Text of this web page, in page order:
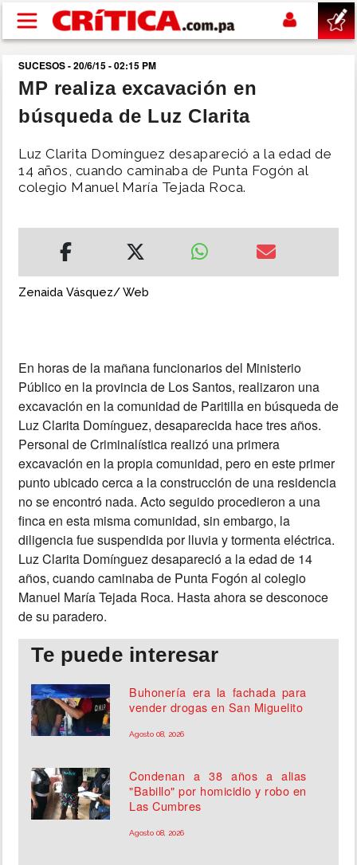
Pasar al contenido principal
buscar
SUCESOS
NACIONAL
DEPORTES
INSÓLITAS
MULTIMEDIA
IMPRESO
SUCESOS - 20/6/15 - 02:15 PM
MP realiza excavación en
búsqueda de Luz Clarita
Luz Clarita Domínguez desapareció a la edad de
14 años, cuando caminaba de Punta Fogón al
colegio Manuel María Tejada Roca.
Zenaida Vásquez/ Web
En horas de la mañana funcionarios del Ministerio
Público en la provincia de Los Santos, realizaron una
excavación en la comunidad de Paritilla en búsqueda de
Luz Clarita Domínguez, desaparecida hace tres años.
Personal de Criminalística realizó una primera
excavación en la propia comunidad, pero en este primer
punto ubicado cerca a la construcción de una residencia
no se encontró nada. Acto seguido procedieron a una
finca en esta misma comunidad, sin embargo, la
diligencia fue suspendida por lluvia y tormenta eléctrica.
Luz Clarita Domínguez desapareció a la edad de 14
años, cuando caminaba de Punta Fogón al colegio
Manuel María Tejada Roca. Hasta ahora se desconoce
de su paradero.
Te puede interesar
Buhonería era la fachada para
vender drogas en San Miguelito
Agosto 08, 2026
Condenan a 38 años a alias
"Babillo" por homicidio y robo en
Las Cumbres
Agosto 08, 2026